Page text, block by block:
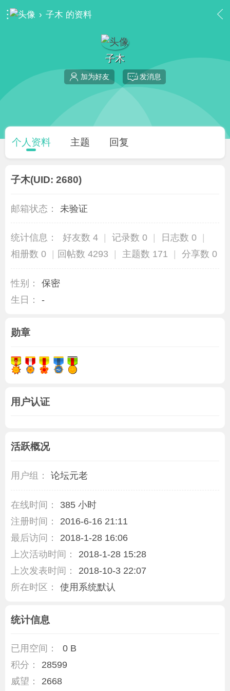
› 子木 的资料
子木
加为好友 发消息
个人资料 主题 回复
子木(UID: 2680)
邮箱状态： 未验证
统计信息： 好友数 4 记录数 0 日志数 0
相册数 0
回帖数 4293 主题数 171 分享数 0
性别：
保密
生日：
-
勋章
用户认证
活跃概况
用户组： 论坛元老
在线时间：
385 小时
注册时间：
2016-6-16 21:11
最后访问：
2018-1-28 16:06
上次活动时间：
2018-1-28 15:28
上次发表时间：
2018-10-3 22:07
所在时区：
使用系统默认
统计信息
已用空间：
0 B
积分：
28599
威望：
2668